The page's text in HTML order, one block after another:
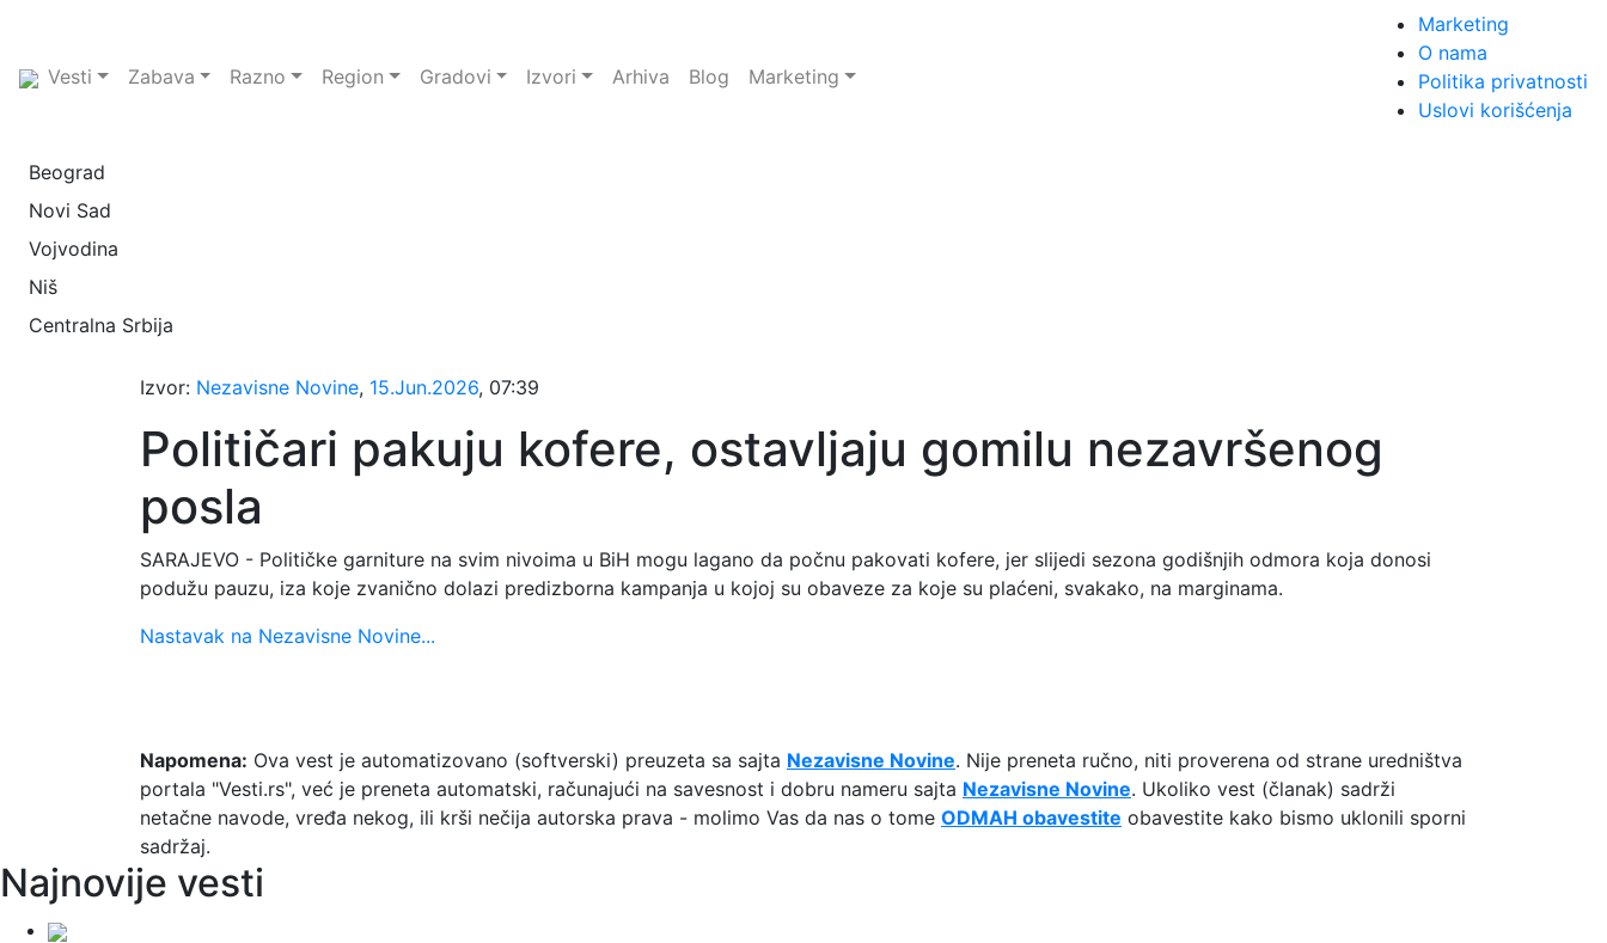
Vesti Zabava Razno Region Gradovi Izvori Arhiva Blog Marketing
Marketing
O nama
Politika privatnosti
Uslovi korišćenja
Beograd
Novi Sad
Vojvodina
Niš
Centralna Srbija
Izvor: Nezavisne Novine, 15.Jun.2026, 07:39
Političari pakuju kofere, ostavljaju gomilu nezavršenog
posla
SARAJEVO - Političke garniture na svim nivoima u BiH mogu lagano da počnu pakovati kofere, jer slijedi sezona godišnjih odmora koja donosi
podužu pauzu, iza koje zvanično dolazi predizborna kampanja u kojoj su obaveze za koje su plaćeni, svakako, na marginama.
Nastavak na Nezavisne Novine...
Napomena: Ova vest je automatizovano (softverski) preuzeta sa sajta Nezavisne Novine. Nije preneta ručno, niti proverena od strane uredništva
portala "Vesti.rs", već je preneta automatski, računajući na savesnost i dobru nameru sajta Nezavisne Novine. Ukoliko vest (članak) sadrži
netačne navode, vređa nekog, ili krši nečija autorska prava - molimo Vas da nas o tome ODMAH obavestite obavestite kako bismo uklonili sporni
sadržaj.
Najnovije vesti